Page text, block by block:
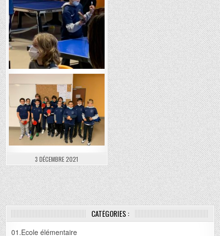
3 DÉCEMBRE 2021
CATÉGORIES :
01.Ecole élémentaire